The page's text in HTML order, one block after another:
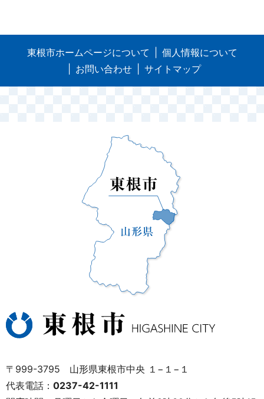
東根市ホームページについて
個人情報について
お問い合わせ
サイトマップ
〒999-3795 山形県東根市中央 １−１−１
代表電話： 0237-42-1111